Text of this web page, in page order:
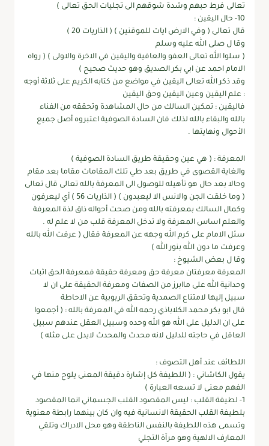
تعالى فرط حبهم وشدة شوقهم الى تجليات الحق تعالى )
10- حال اليقين :
قال تعالى ( وفي الارض ايات للموقنين ) ( الذاريات 20 )
وقا ل صلى الله عليه وسلم
( سلوا الله تعالى العفو والعافية واليقين في الاخرة والاولى ) ( رواه
الامام احمد عن ابي بكر الصديق وهو حديث صحيح )
وقد ذكر الله تعالى اليقين في مواضع من كتابه الكريم على ثلاثة أوجه
: علم اليقين وعين اليقين وحق اليقين
فاليقين : تمكين السالك من حال المشاهدة وتحققه من الفناء
بالله والبقاء بالله لذلك فان السادة الصوفية اعتبروه أصل جميع
الأحوال ونهايتها .
المعرفة : ( هي عين وحقيقة طريق السادة الصوفية )
والغاية القصوى في طريق بعد طي تلك المقامات مقاما بعد مقام
وحالا بعد حال هو تأهيله للوصول الى المعرفة بالله تعالى قال تعالى
( وما خلقت الجن والانس الا ليعبدون ) ( الذاريات 56 ) أي ليعرفون
وكمال السالك بمعرفته بالله ومن صحت أحواله ذاق لذة المعرفة
والعلم اساس المعرفة ولا تدخل المعرفة قلب من لا علم له .
سئل الامام على كرم الله وجهه عن المعرفة فقال ( عرفت الله بالله
وعرفت ما دون الله بنور الله )
وقا ل بعض الشيوخ :
المعرفة معرفتان معرفة حق ومعرفة حقيقة فمعرفة الحق اثبات
وحدانية الله على ماابرز من الصفات ومعرفة الحقيقة على ان لا
سبيل إليها لامتناع الصمدية وتحقق الربوبية عن الاحاطة
قال ابو بكر محمد الكلاباذي رحمه الله في المعرفة بالله : ( أجمعوا
على ان الدليل على الله هو الله وحده وسبيل العقل عندهم سبيل
العاقل في حاجته للدليل لانه محدث والمحدث لايدل على مثله )
اللطائف عند أهل التصوف :
يقول الكاشاني : ( اللطيفة كل إشارة دقيقة المعنى يلوح منها في
الفهم معنى لا تسعه العبارة )
1- لطيفة القلب : ليس المقصود القلب الجسماني انما المقصود
بلطيفة القلب الحقيقة الانسانية فيه وان كان بينهما رابطة معنوية
وتسمى هذه اللطيفة بالنفس الناطقة وهو محل الادراك وتلقي
المعارف الالهية وهو مرآة التجلي